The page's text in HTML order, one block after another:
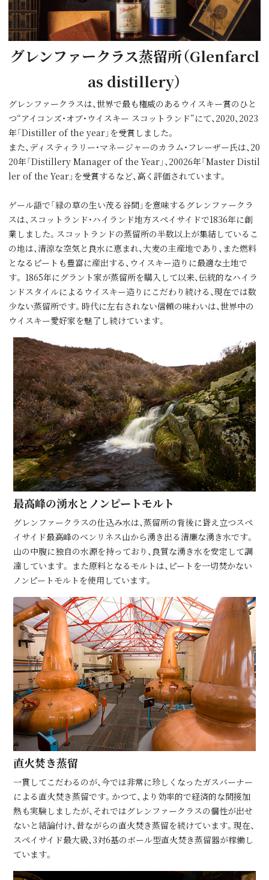
グレンファークラス蒸留所（Glenfarcl
as distillery）
グレンファークラスは、世界で最も権威のあるウイスキー賞のひと
つ“アイコンズ・オブ・ウイスキー スコットランド”にて、2020、2023
年「Distiller of the year」を受賞しました。
また、ディスティラリー・マネージャーのカラム・フレーザー氏は、20
20年「Distillery Manager of the Year」、20026年「Master Distil
ler of the Year」を受賞するなど、高く評価されています。
ゲール語で「緑の草の⽣い茂る⾕間」を意味するグレンファークラ
スは、スコットランド・ハイランド地⽅スペイサイドで1836年に創
業しました。スコットランドの蒸留所の半数以上が集結しているこ
の地は、清涼な空気と良⽔に恵まれ、⼤⻨の主産地であり、また燃料
となるピートも豊富に産出する、ウイスキー造りに最適な⼟地で
す。 1865年にグラント家が蒸留所を購⼊して以来、伝統的なハイラ
ンドスタイルによるウイスキー造りにこだわり続ける、現在では数
少ない蒸留所です。時代に左右されない信頼の味わいは、世界中の
ウイスキー愛好家を魅了し続けています。
最⾼峰の湧⽔とノンピートモルト
グレンファークラスの仕込み水は、蒸留所の背後に聳え立つスペ
イサイド最高峰のベンリネス山から湧き出る清廉な湧き水です。
山の中腹に独自の水源を持っており、良質な湧き水を安定して調
達しています。 また原料となるモルトは、ピートを一切焚かない
ノンピートモルトを使用しています。
直⽕焚き蒸留
⼀貫してこだわるのが、今では⾮常に珍しくなったガスバーナー
による直⽕焚き蒸留です。かつて、より効率的で経済的な間接加
熱も実験しましたが、それではグレンファークラスの個性が出せ
ないと結論付け、昔ながらの直⽕焚き蒸留を続けています。現在、
スペイサイド最⼤級、3対6基のボール型直⽕焚き蒸留器が稼働し
ています。